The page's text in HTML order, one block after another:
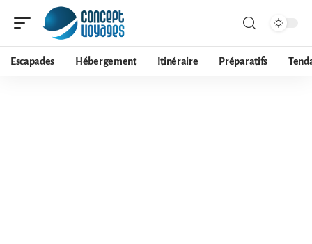
Escapades Hébergement Itinéraire Préparatifs